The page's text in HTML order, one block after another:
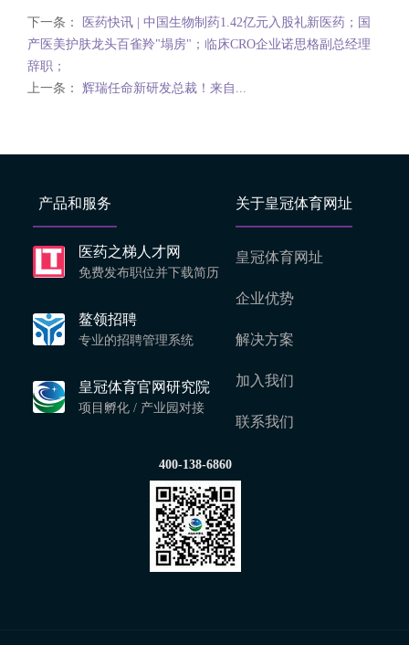
下一条：
医药快讯 | 中国生物制药1.42亿元入股礼新医药；国
产医美护肤龙头百雀羚"塌房"；临床CRO企业诺思格副总经理
辞职；
上一条： 辉瑞任命新研发总裁！来自...
产品和服务
医药之梯人才网
免费发布职位并下载简历
鳌领招聘
专业的招聘管理系统
皇冠体育官网研究院
项目孵化 / 产业园对接
关于皇冠体育网址
皇冠体育网址
企业优势
解决方案
加入我们
联系我们
400-138-6860